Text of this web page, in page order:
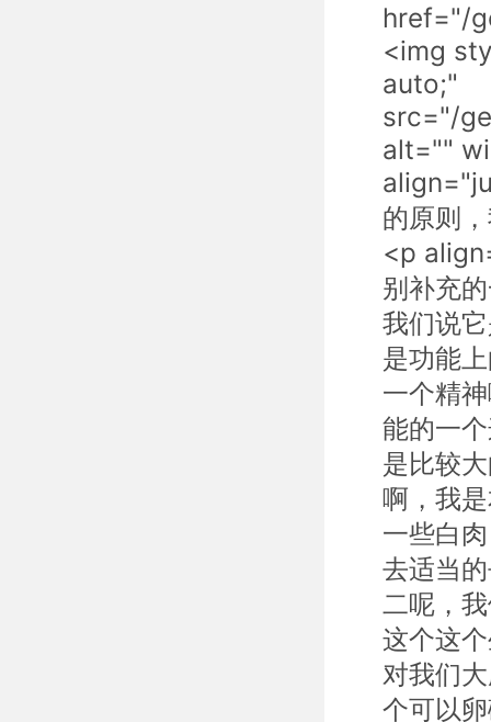
href="/
<img
auto;"
src="/
alt=""
的原则
<p
别补充
我们说
是功能
一个精
能的一
是比较
啊，我
一些白
去适当
二呢，
这个这
对我们
个可以